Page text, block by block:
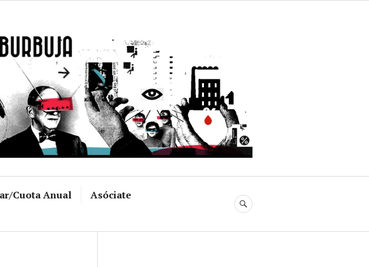
Cuota Anual
Asóciate
BUSCAR